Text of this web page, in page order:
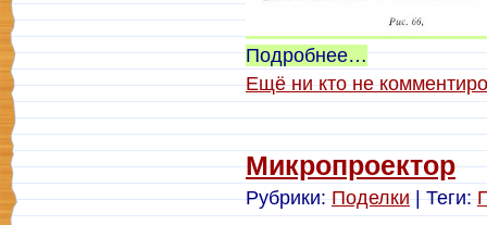
Подробнее…
Ещё ни кто не
Микропроектор
Рубрики:Поделки| Теги: